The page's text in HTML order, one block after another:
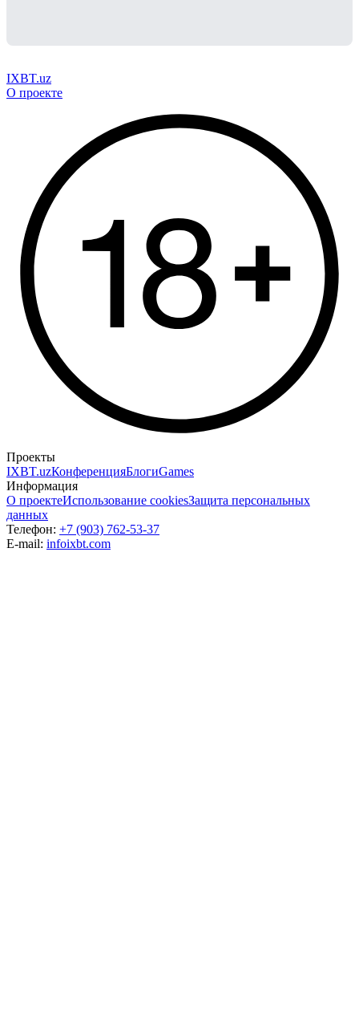
IXBT.uz
О проекте
Проекты
IXBT.uzКонференцияБлогиGames
Информация
О проектеИспользование cookiesЗащита персональных
данных
Телефон: +7 (903) 762-53-37
E-mail: infoixbt.com